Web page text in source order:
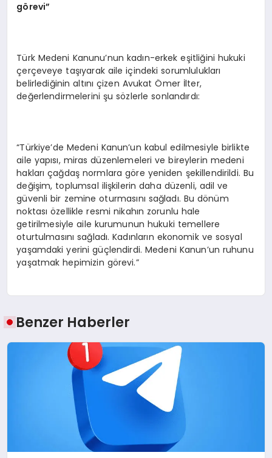
görevi”
Türk Medeni Kanunu’nun kadın-erkek eşitliğini hukuki
çerçeveye taşıyarak aile içindeki sorumlulukları
belirlediğinin altını çizen Avukat Ömer İlter,
değerlendirmelerini şu sözlerle sonlandırdı:
“Türkiye’de Medeni Kanun’un kabul edilmesiyle birlikte
aile yapısı, miras düzenlemeleri ve bireylerin medeni
hakları çağdaş normlara göre yeniden şekillendirildi. Bu
değişim, toplumsal ilişkilerin daha düzenli, adil ve
güvenli bir zemine oturmasını sağladı. Bu dönüm
noktası özellikle resmi nikahın zorunlu hale
getirilmesiyle aile kurumunun hukuki temellere
oturtulmasını sağladı. Kadınların ekonomik ve sosyal
yaşamdaki yerini güçlendirdi. Medeni Kanun’un ruhunu
yaşatmak hepimizin görevi.”
Benzer Haberler